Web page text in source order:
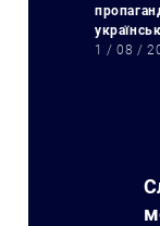
1 / 08 /